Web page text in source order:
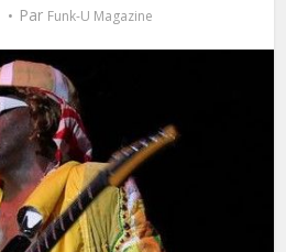
Par Funk-U Magazine